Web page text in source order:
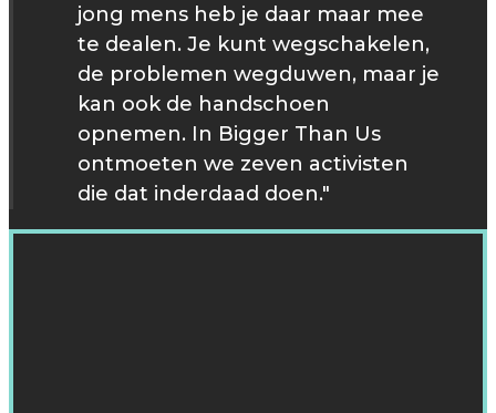
jong mens heb je daar maar mee
te dealen. Je kunt wegschakelen,
de problemen wegduwen, maar je
kan ook de handschoen
opnemen. In Bigger Than Us
ontmoeten we zeven activisten
die dat inderdaad doen."